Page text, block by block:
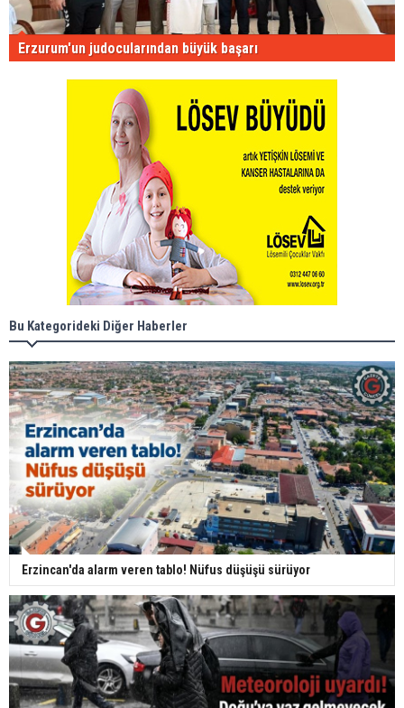
Erzurum'un judocularından büyük başarı
Bu Kategorideki Diğer Haberler
Erzincan'da alarm veren tablo! Nüfus düşüşü sürüyor